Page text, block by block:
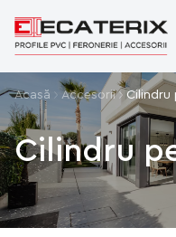
Acasă Accesorii Cilindru
Cilindru